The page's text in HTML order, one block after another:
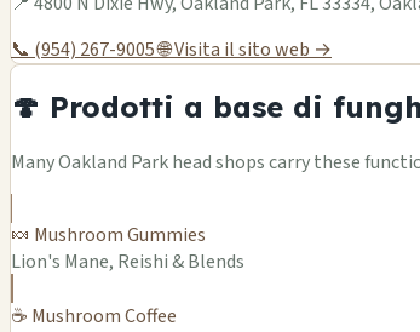
📞 (954) 267-9005🌐 Visita il sito web →
🍄 Prodotti a base di
Many Oakland Park head shops carry these
🍬 Mushroom Gummies
Lion's Mane, Reishi & Blends
☕ Mushroom Coffee